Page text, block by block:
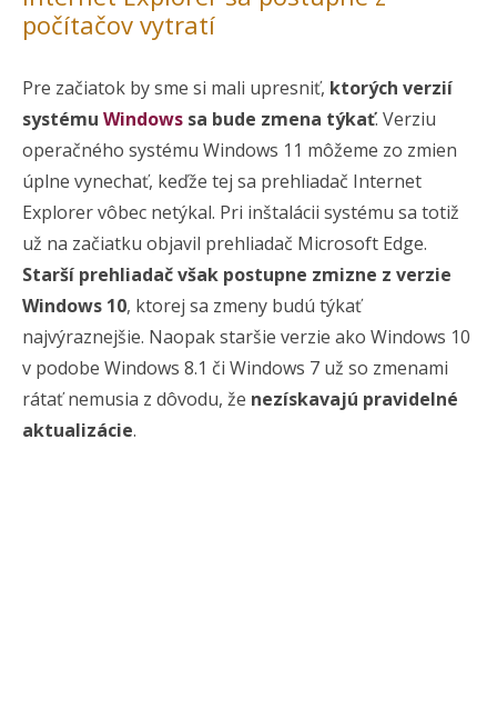
počítačov vytratí
Pre začiatok by sme si mali upresniť, ktorých verzií
systému Windows sa bude zmena týkať. Verziu
operačného systému Windows 11 môžeme zo zmien
úplne vynechať, keďže tej sa prehliadač Internet
Explorer vôbec netýkal. Pri inštalácii systému sa totiž
už na začiatku objavil prehliadač Microsoft Edge.
Starší prehliadač však postupne zmizne z verzie
Windows 10, ktorej sa zmeny budú týkať
najvýraznejšie. Naopak staršie verzie ako Windows 10
v podobe Windows 8.1 či Windows 7 už so zmenami
rátať nemusia z dôvodu, že nezískavajú pravidelné
aktualizácie.